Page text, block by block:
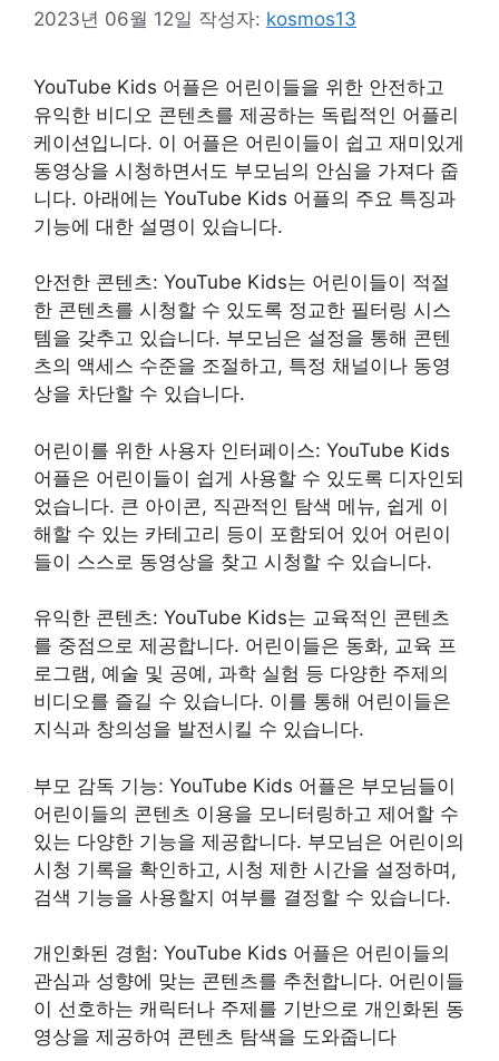
2023년 06월 12일 작성자: kosmos13
YouTube Kids 어플은 어린이들을 위한 안전하고
유익한 비디오 콘텐츠를 제공하는 독립적인 어플리
케이션입니다. 이 어플은 어린이들이 쉽고 재미있게
동영상을 시청하면서도 부모님의 안심을 가져다 줍
니다. 아래에는 YouTube Kids 어플의 주요 특징과
기능에 대한 설명이 있습니다.
안전한 콘텐츠: YouTube Kids는 어린이들이 적절
한 콘텐츠를 시청할 수 있도록 정교한 필터링 시스
템을 갖추고 있습니다. 부모님은 설정을 통해 콘텐
츠의 액세스 수준을 조절하고, 특정 채널이나 동영
상을 차단할 수 있습니다.
어린이를 위한 사용자 인터페이스: YouTube Kids
어플은 어린이들이 쉽게 사용할 수 있도록 디자인되
었습니다. 큰 아이콘, 직관적인 탐색 메뉴, 쉽게 이
해할 수 있는 카테고리 등이 포함되어 있어 어린이
들이 스스로 동영상을 찾고 시청할 수 있습니다.
유익한 콘텐츠: YouTube Kids는 교육적인 콘텐츠
를 중점으로 제공합니다. 어린이들은 동화, 교육 프
로그램, 예술 및 공예, 과학 실험 등 다양한 주제의
비디오를 즐길 수 있습니다. 이를 통해 어린이들은
지식과 창의성을 발전시킬 수 있습니다.
부모 감독 기능: YouTube Kids 어플은 부모님들이
어린이들의 콘텐츠 이용을 모니터링하고 제어할 수
있는 다양한 기능을 제공합니다. 부모님은 어린이의
시청 기록을 확인하고, 시청 제한 시간을 설정하며,
검색 기능을 사용할지 여부를 결정할 수 있습니다.
개인화된 경험: YouTube Kids 어플은 어린이들의
관심과 성향에 맞는 콘텐츠를 추천합니다. 어린이들
이 선호하는 캐릭터나 주제를 기반으로 개인화된 동
영상을 제공하여 콘텐츠 탐색을 도와줍니다